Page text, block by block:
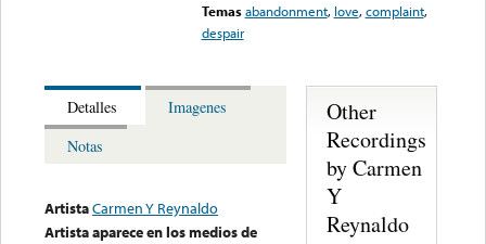
Temas abandonment, love,complaint,
despair
Detalles
Imagenes
Notas
ArtistaCarmen Y Reynaldo
Artista aparece en los medios de
Other
Recordings
by Carmen
Y
Reynaldo